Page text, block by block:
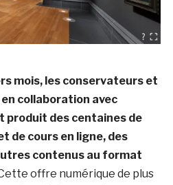
mois, les conservateurs et
collaboration avec
produit des centaines de
de cours en ligne, des
contenus au format
offre numérique de plus